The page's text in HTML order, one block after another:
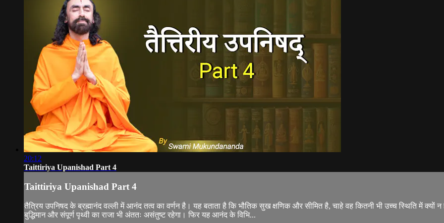
20:12
Taittiriya Upanishad Part 4
Taittiriya Upanishad Part 4
तैत्रिय उपनिषद के ब्रह्मानंद वल्ली में आनंद तत्व का वर्णन है। यह बताता है कि भौतिक सुख क्षणिक और सीमित है, चाहे वह कितनी भी उच्च स्थिति में
बुद्धिमान और संपूर्ण पृथ्वी का राजा भी अंततः असंतुष्ट रहेगा। फिर यह आनंद के विभि...